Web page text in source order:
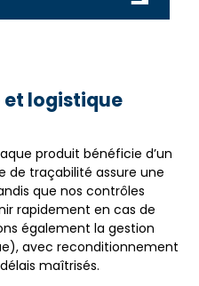
logistique
produit bénéficie d’un
de traçabilité assure une
que nos contrôles
rapidement en cas de
également la gestion
avec reconditionnement
maîtrisés.